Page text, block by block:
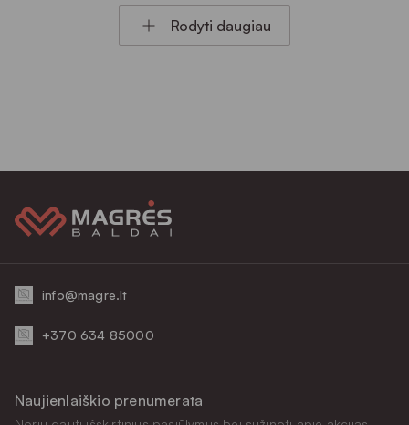
Rodyti daugiau
info@magre.lt
+370 634 85000
Naujienlaiškio prenumerata